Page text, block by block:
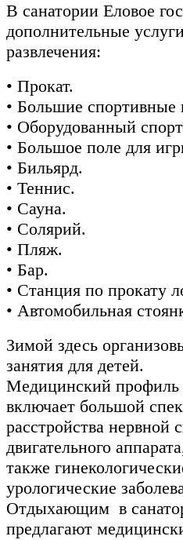
В санатории Еловое
дополнительные
развлечения:
• Прокат.
• Большие спортивные
• Оборудованный
• Большое поле для
• Бильярд.
• Теннис.
• Сауна.
• Солярий.
• Пляж.
• Бар.
• Станция по прокату
• Автомобильная
Зимой здесь
занятия для детей.
Медицинский профиль
включает большой
расстройства нервной
двигательного
также
урологические
Отдыхающим в
предлагают